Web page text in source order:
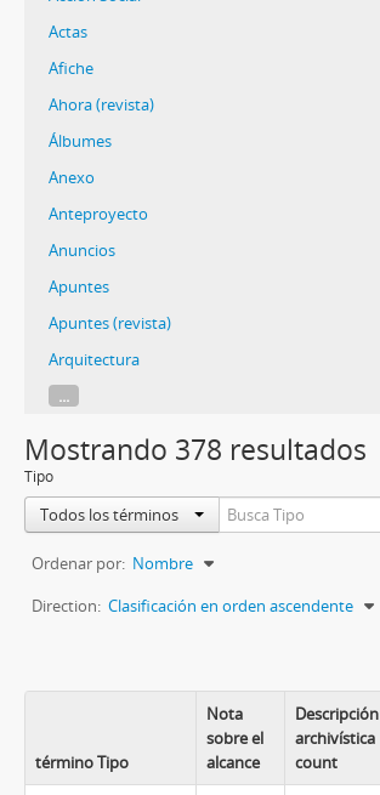
Actas
Afiche
Ahora (revista)
Álbumes
Anexo
Anteproyecto
Anuncios
Apuntes
Apuntes (revista)
Arquitectura
...
Mostrando 378 resultados
Tipo
Todos los términos
Ordenar por: Nombre
Direction: Clasificación en orden ascendente
término Tipo
Nota
sobre el
alcance
Descripción
archivística
count